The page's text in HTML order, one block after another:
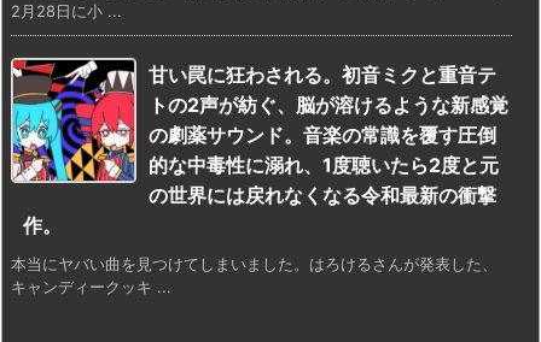
2月28日に小 ...
甘い罠に狂わされる。初音ミクと重音テ
トの2声が紡ぐ、脳が溶けるような新感覚
の劇薬サウンド。音楽の常識を覆す圧倒
的な中毒性に溺れ、1度聴いたら2度と元
の世界には戻れなくなる令和最新の衝撃
作。
本当にヤバい曲を見つけてしまいました。はろけるさんが発表した、
キャンディークッキ ...